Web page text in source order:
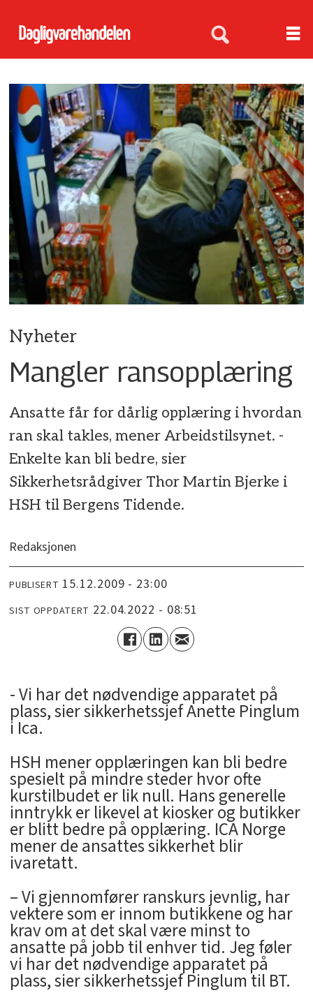
Nyheter
Mangler ransopplæring
Ansatte får for dårlig opplæring i hvordan
ran skal takles, mener Arbeidstilsynet. -
Enkelte kan bli bedre, sier
Sikkerhetsrådgiver Thor Martin Bjerke i
HSH til Bergens Tidende.
Redaksjonen
PUBLISERT 15.12.2009 - 23:00
SIST OPPDATERT 22.04.2022 - 08:51
- Vi har det nødvendige apparatet på
plass, sier sikkerhetssjef Anette Pinglum
i Ica.
HSH mener opplæringen kan bli bedre
spesielt på mindre steder hvor ofte
kurstilbudet er lik null. Hans generelle
inntrykk er likevel at kiosker og butikker
er blitt bedre på opplæring. ICA Norge
mener de ansattes sikkerhet blir
ivaretatt.
– Vi gjennomfører ranskurs jevnlig, har
vektere som er innom butikkene og har
krav om at det skal være minst to
ansatte på jobb til enhver tid. Jeg føler
vi har det nødvendige apparatet på
plass, sier sikkerhetssjef Pinglum til BT.